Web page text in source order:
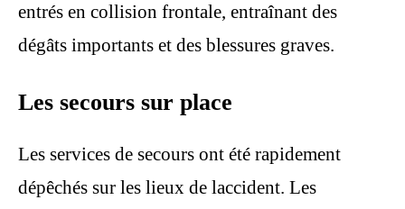
entrés en collision frontale, entraînant des
dégâts importants et des blessures graves.
Les secours sur place
Les services de secours ont été rapidement
dépêchés sur les lieux de laccident. Les